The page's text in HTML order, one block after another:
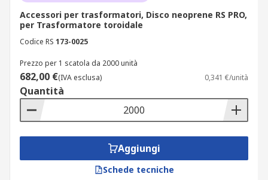
Accessori per trasformatori, Disco neoprene RS PRO,
per Trasformatore toroidale
Codice RS 173-0025
Prezzo per 1 scatola da 2000 unità
682,00 €(IVA esclusa) 0,341 €/unità
Quantità
Aggiungi
Schede tecniche